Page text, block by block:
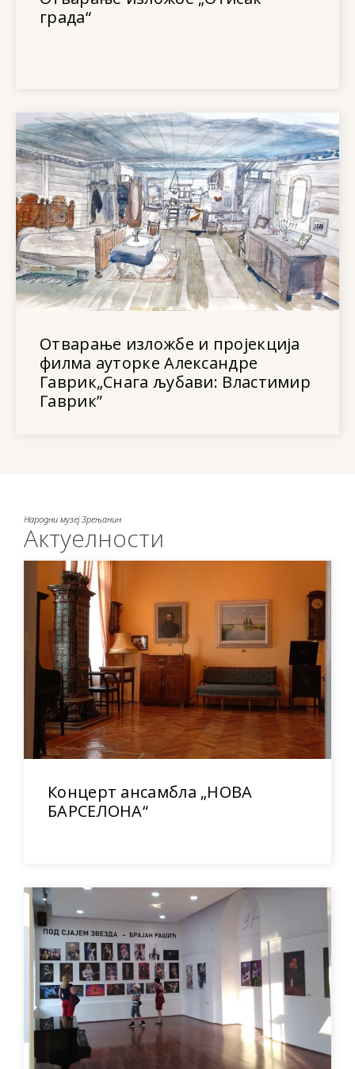
града“
Отварање изложбе и пројекција
филма ауторке Александре
Гаврик„Снага љубави: Властимир
Гаврик”
Народни музеј Зрењанин
Актуелности
Концерт ансамбла „НОВА
БАРСЕЛОНА“